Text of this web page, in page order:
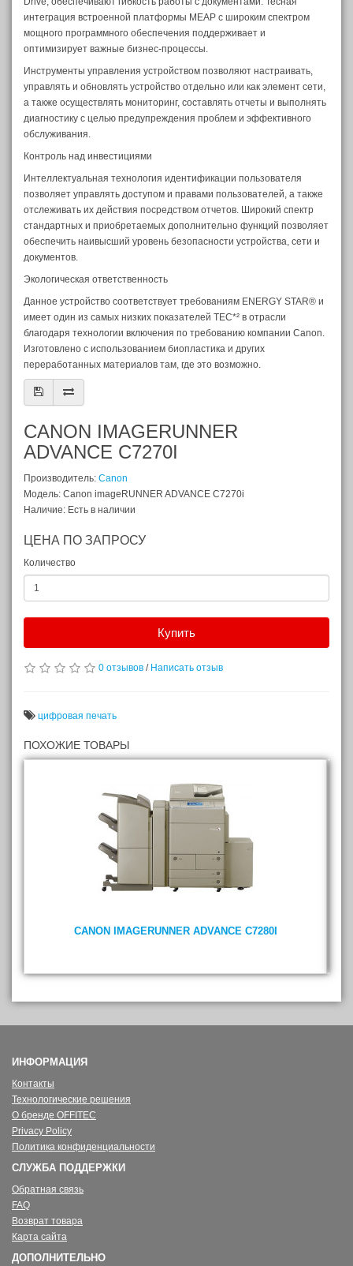
интеграция встроенной платформы MEAP с широким спектром
мощного программного обеспечения поддерживает и
оптимизирует важные бизнес-процессы.
Инструменты управления устройством позволяют настраивать,
управлять и обновлять устройство отдельно или как элемент сети,
а также осуществлять мониторинг, составлять отчеты и выполнять
диагностику с целью предупреждения проблем и эффективного
обслуживания.
Контроль над инвестициями
Интеллектуальная технология идентификации пользователя
позволяет управлять доступом и правами пользователей, а также
отслеживать их действия посредством отчетов. Широкий спектр
стандартных и приобретаемых дополнительно функций позволяет
обеспечить наивысший уровень безопасности устройства, сети и
документов.
Экологическая ответственность
Данное устройство соответствует требованиям ENERGY STAR® и
имеет один из самых низких показателей TEC*² в отрасли
благодаря технологии включения по требованию компании Canon.
Изготовлено с использованием биопластика и других
переработанных материалов там, где это возможно.
CANON IMAGERUNNER
ADVANCE C7270I
Производитель: Canon
Модель: Canon imageRUNNER ADVANCE C7270i
Наличие: Есть в наличии
ЦЕНА ПО ЗАПРОСУ
Количество
Купить
0 отзывов / Написать отзыв
цифровая печать
ПОХОЖИЕ ТОВАРЫ
CANON IMAGERUNNER ADVANCE C7280I
ИНФОРМАЦИЯ
Контакты
Технологические решения
О бренде OFFITEC
Privacy Policy
Политика конфиденциальности
СЛУЖБА ПОДДЕРЖКИ
Обратная связь
FAQ
Возврат товара
Карта сайта
ДОПОЛНИТЕЛЬНО